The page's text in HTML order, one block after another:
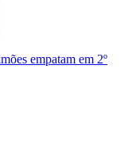
empatam em 2º